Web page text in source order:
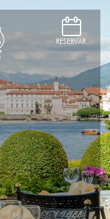
D
RESERVAR